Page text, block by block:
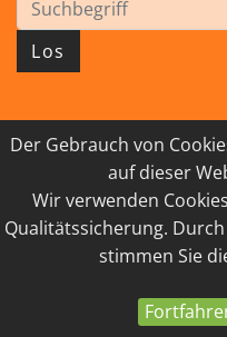
Der Gebrauch von
auf dieser
Wir verwenden
Qualitätssicherung.
stimmen Sie
Los
© 2026
IMPRESSUM